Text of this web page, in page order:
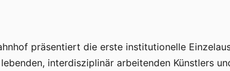
präsentiert die erste institutionelle
interdisziplinär arbeitenden Künstlers